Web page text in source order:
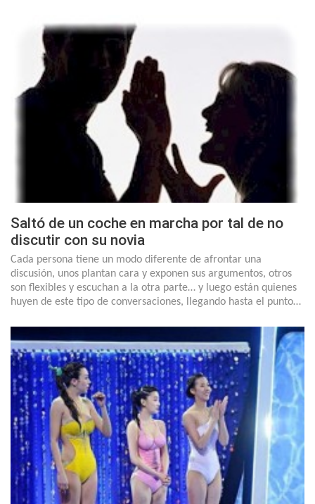
Saltó de un coche en marcha por tal de no
discutir con su novia
Cada persona tiene un modo diferente de afrontar una
discusión, unos plantan cara y exponen sus argumentos, otros
son flexibles y escuchan a la otra parte… y luego están quienes
huyen de este tipo de conversaciones, llegando hasta el punto…